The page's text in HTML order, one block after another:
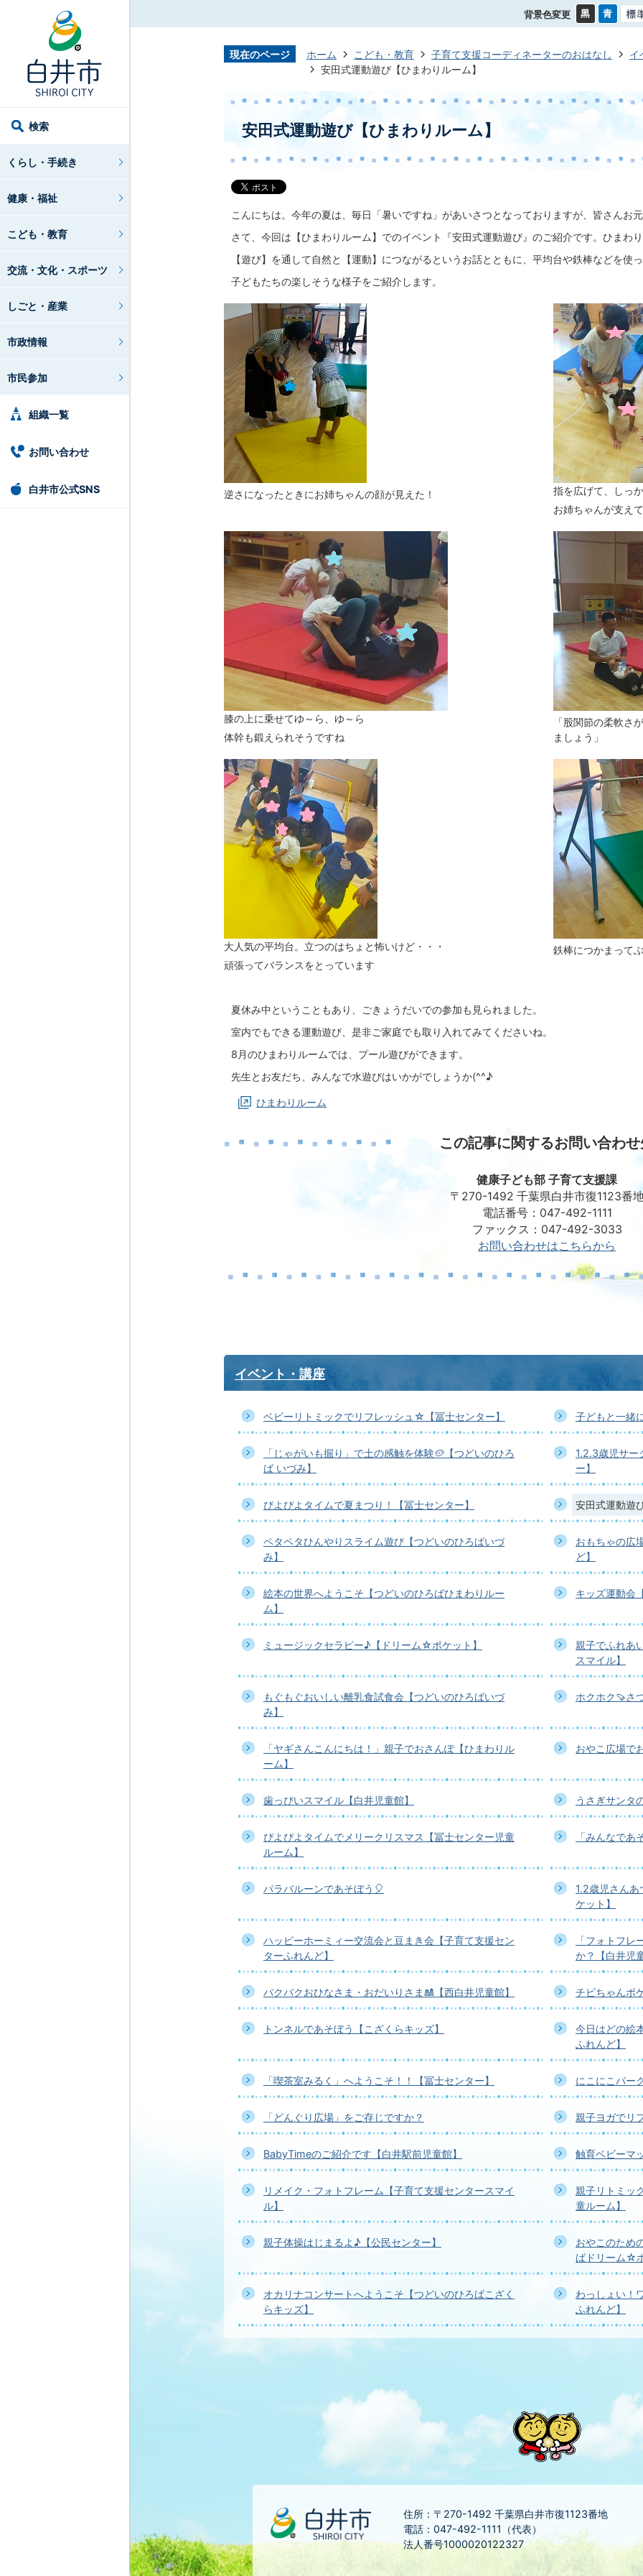
検索
くらし・手続き
健康・福祉
こども・教育
交流・文化・スポーツ
しごと・産業
市政情報
市民参加
組織一覧
お問い合わせ
白井市公式SNS
背景色変更
現在のページ ホーム こども・教育 子育て支援コーディネーターのおはなし
イ
安田式運動遊び【ひまわりルーム】
安田式運動遊び【ひまわりルーム】
こんにちは。今年の夏は、毎日「暑いですね」があいさつとなっておりますが、皆さんお
さて、今回は【ひまわりルーム】でのイベント『安田式運動遊び』のご紹介です。ひまわ
【遊び】を通して自然と【運動】につながるというお話とともに、平均台や鉄棒などを使
子どもたちの楽しそうな様子をご紹介します。
逆さになったときにお姉ちゃんの顔が見えた！
指を広げて、しっ
お姉ちゃんが支え
膝の上に乗せてゆ～ら、ゆ～ら
体幹も鍛えられそうですね
「股関節の柔軟さ
ましょう」
大人気の平均台。立つのはちょと怖いけど・・・
頑張ってバランスをとっています
鉄棒につかまって
夏休み中ということもあり、ごきょうだいでの参加も見られました。
室内でもできる運動遊び、是非ご家庭でも取り入れてみてくださいね。
8月のひまわりルームでは、プール遊びができます。
先生とお友だち、みんなで水遊びはいかがでしょうか(^^♪
ひまわりルーム
この記事に関するお問い合わ
健康子ども部 子育て支援課
〒270-1492 千葉県白井市復1123番
電話番号：047-492-1111
ファックス：047-492-3033
お問い合わせはこちらから
イベント・講座
ベビーリトミックでリフレッシュ☆【冨士センター】 子どもと一緒
「じゃがいも掘り」で土の感触を体験🥔【つどいのひろ
ば いづみ】
1.2.3歳児サー
ー】
ぴよぴよタイムで夏まつり！【冨士センター】 安田式運動遊
ペタペタひんやりスライム遊び【つどいのひろばいづ
み】
おもちゃの広
ど】
絵本の世界へようこそ【つどいのひろばひまわりルー
ム】
キッズ運動会
ミュージックセラピー♪【ドリーム☆ポケット】
親子でふれあ
スマイル】
もぐもぐおいしい離乳食試食会【つどいのひろばいづ
み】
ホクホク🍠さ
「ヤギさんこんにちは！」親子でおさんぽ【ひまわりル
ーム】
おやこ広場で
歯っぴいスマイル【白井児童館】 うさぎサンタ
ぴよぴよタイムでメリークリスマス【冨士センター児童
ルーム】
「みんなであ
パラバルーンであそぼう🎈
1.2歳児さん
ケット】
ハッピーホーミィー交流会と豆まき会【子育て支援セン
ターふれんど】
「フォトフ
か？【白井児
パクパクおひなさま・おだいりさま🎎【西白井児童館】 チビちゃんポ
トンネルであそぼう【こざくらキッズ】
今日はどの絵
ふれんど】
「喫茶室みるく」へようこそ！！【冨士センター】 にこにこパー
「どんぐり広場」をご存じですか？ 親子ヨガでリ
BabyTimeのご紹介です【白井駅前児童館】 触育ベビーマ
リメイク・フォトフレーム【子育て支援センタースマイ
ル】
親子リトミッ
童ルーム】
親子体操はじまるよ♪【公民センター】
おやこのため
ばドリーム☆
オカリナコンサートへようこそ【つどいのひろばこざく
らキッズ】
わっしょい！
ふれんど】
住所：〒270-1492 千葉県白井市復1123番地
電話：047-492-1111（代表）
法人番号1000020122327